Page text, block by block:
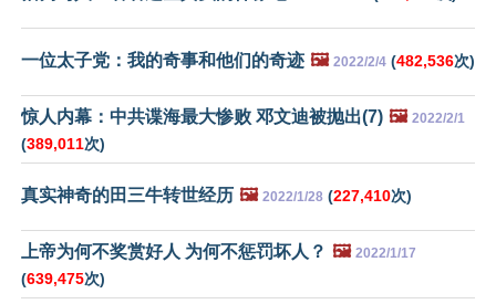
一位太子党：我的奇事和他们的奇迹 🖼️ 2022/2/4 (482,536次)
惊人内幕：中共谍海最大惨败 邓文迪被抛出(7) 🖼️ 2022/2/1
(389,011次)
真实神奇的田三牛转世经历 🖼️ 2022/1/28 (227,410次)
上帝为何不奖赏好人 为何不惩罚坏人？ 🖼️ 2022/1/17
(639,475次)